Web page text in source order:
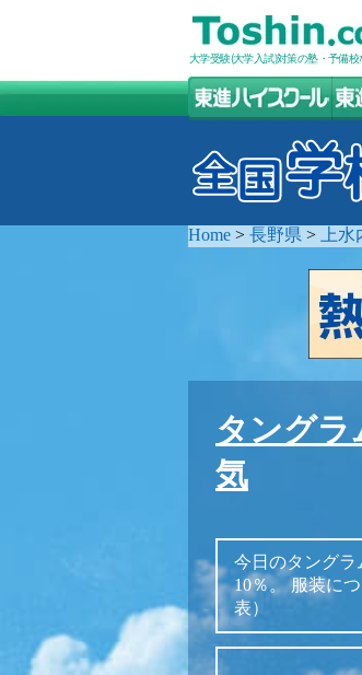
大学受験(大学入試)対策の塾・予備校
Home > 長野県 > 上
タングラ
気
今日のタング
10％。 服装に
表）